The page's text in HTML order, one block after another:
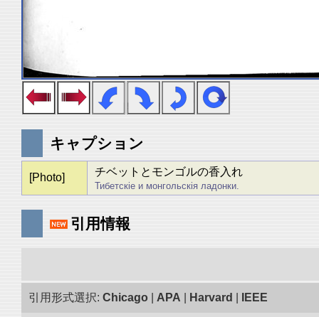
キャプション
[Photo] チベットとモンゴルの香入れ
Тибетскiе и монгольскiя ладонки.
引用情報
引用形式選択: Chicago APA Harvard IEEE